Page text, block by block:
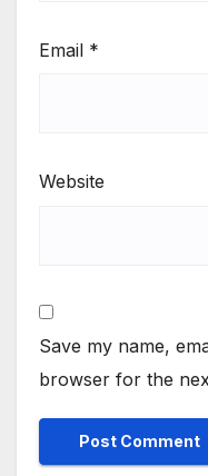
Email *
Website
Save my name,
browser for the